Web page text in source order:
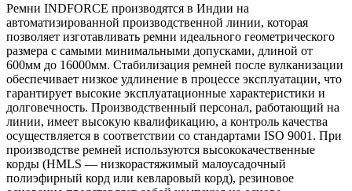
Ремни INDFORCE производятся в Индии на
автоматизированной производственной линии, которая
позволяет изготавливать ремни идеального геометрического
размера с самыми минимальными допусками, длиной от
600мм до 16000мм. Стабилизация ремней после вулканизации
обеспечивает низкое удлинение в процессе эксплуатации, что
гарантирует высокие эксплуатационные характеристики и
долговечность. Производственный персонал, работающий на
линии, имеет высокую квалификацию, а контроль качества
осуществляется в соответствии со стандартами ISO 9001. При
производстве ремней используются высококачественные
корды (HMLS — низкорастяжимый малоусадочный
полиэфирный корд или кевларовый корд), резиновое